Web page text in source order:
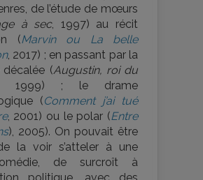
de l’étude de mœurs
à sec, 1997) au récit
(Marvin ou La belle
, 2017) ; en passant par la
décalée (Augustin, roi du
, 1999) ; le drame
(Comment j’ai tué
, 2001) ou le polar (Entre
), 2005). On pouvait être
la voir s’atteler à une
de surcroît à
politique, avec des